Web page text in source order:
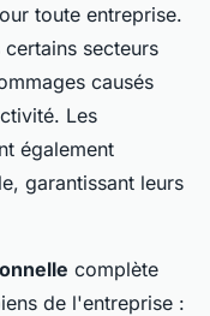
toute entreprise.
secteurs
causés
Les
également
garantissant leurs
complète
de l'entreprise :